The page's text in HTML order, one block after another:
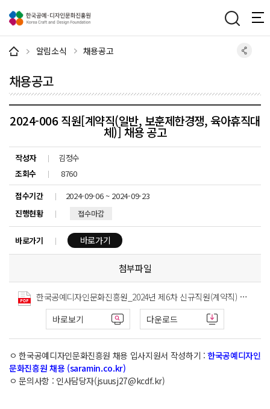
알림소식 채용공고
채용공고
2024-006 직원[계약직(일반, 보훈제한경쟁, 육아휴직대
체)] 채용 공고
작성자
김정수
조회수
8760
접수기간
2024-09-06 ~ 2024-09-23
진행현황
접수마감
바로가기 바로가기
첨부파일
한국공예디자인문화진흥원_2024년 제6차 신규직원(계약직) 채용 공고문(직무기술서 포함).pdf
바로보기
다운로드
ㅇ 한국공예디자인문화진흥원 채용 입사지원서 작성하기 :한국공예디자인
문화진흥원 채용 (saramin.co.kr)
ㅇ 문의사항 : 인사담당자(jsuusj27@kcdf.kr)